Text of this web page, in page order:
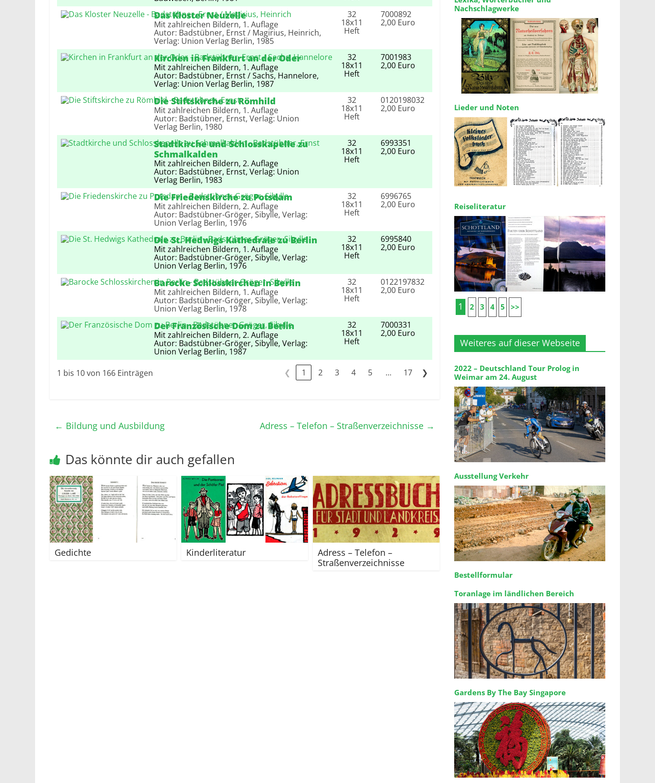
Das Kloster Neuzelle
Mit zahlreichen Bildern, 1. Auflage
Autor: Badstübner, Ernst / Magirius, Heinrich,
Verlag: Union Verlag Berlin, 1985
32
18x11
Heft
7000892
2,00 Euro
Kirchen in Frankfurt an der Oder
Mit zahlreichen Bildern, 1. Auflage
Autor: Badstübner, Ernst / Sachs, Hannelore,
Verlag: Union Verlag Berlin, 1987
32
18x11
Heft
7001983
2,00 Euro
Die Stiftskirche zu Römhild
Mit zahlreichen Bildern, 1. Auflage
Autor: Badstübner, Ernst, Verlag: Union
Verlag Berlin, 1980
32
18x11
Heft
0120198032
2,00 Euro
Stadtkirche und Schlosskapelle zu
Schmalkalden
Mit zahlreichen Bildern, 2. Auflage
Autor: Badstübner, Ernst, Verlag: Union
Verlag Berlin, 1983
32
18x11
Heft
6993351
2,00 Euro
Die Friedenskirche zu Potsdam
Mit zahlreichen Bildern, 2. Auflage
Autor: Badstübner-Gröger, Sibylle, Verlag:
Union Verlag Berlin, 1976
32
18x11
Heft
6996765
2,00 Euro
Die St. Hedwigs Kathedrale zu Berlin
Mit zahlreichen Bildern, 1. Auflage
Autor: Badstübner-Gröger, Sibylle, Verlag:
Union Verlag Berlin, 1976
32
18x11
Heft
6995840
2,00 Euro
Barocke Schlosskirchen in Berlin
Mit zahlreichen Bildern, 1. Auflage
Autor: Badstübner-Gröger, Sibylle, Verlag:
Union Verlag Berlin, 1978
32
18x11
Heft
0122197832
2,00 Euro
Der Französische Dom zu Berlin
Mit zahlreichen Bildern, 2. Auflage
Autor: Badstübner-Gröger, Sibylle, Verlag:
Union Verlag Berlin, 1987
32
18x11
Heft
7000331
2,00 Euro
1 bis 10 von 166 Einträgen ❮ 1 2 3 4 5 … 17 ❯
← Bildung und Ausbildung Adress – Telefon – Straßenverzeichnisse →
Das könnte dir auch gefallen
Gedichte Kinderliteratur
Adress – Telefon –
Straßenverzeichnisse
Nachschlagwerke
Lieder und Noten
Reiseliteratur
1 2 3 4 5 >>
Weiteres auf dieser Webseite
2022 – Deutschland Tour Prolog in
Weimar am 24. August
Ausstellung Verkehr
Bestellformular
Toranlage im ländlichen Bereich
Gardens By The Bay Singapore